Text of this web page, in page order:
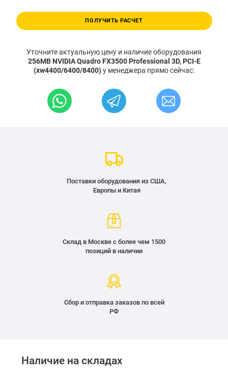
ПОЛУЧИТЬ РАСЧЕТ
Уточните актуальную цену и наличие оборудования
256MB NVIDIA Quadro FX3500 Professional 3D, PCI-E
(xw4400/6400/8400)у менеджера прямо сейчас:
Поставки оборудования из США,
Европы и Китая
Склад в Москве с более чем 1500
позиций в наличии
Сбор и отправка заказов по всей
РФ
Наличие на складах